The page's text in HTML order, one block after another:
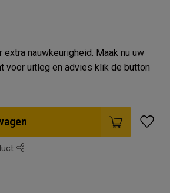
nauwkeurigheid. Maak nu uw
voor uitleg en advies klik de button